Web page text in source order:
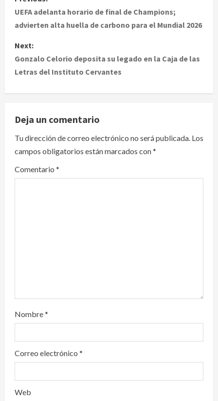
o
t
n
a
v
i
g
a
UEFA adelanta horario de final de Champions;
advierten alta huella de carbono para el Mundial 2026
Next:
Gonzalo Celorio deposita su legado en la Caja de las
Letras del Instituto Cervantes
Deja un comentario
Tu dirección de correo electrónico no será publicada. Los
campos obligatorios están marcados con*
Comentario *
Nombre*
Correo electrónico *
Web